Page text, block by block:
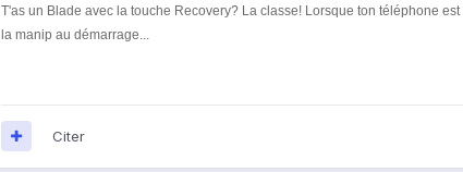
T'as un Blade avec la touche Recovery? La classe! Lorsque ton téléphone
la manip au démarrage...
Citer